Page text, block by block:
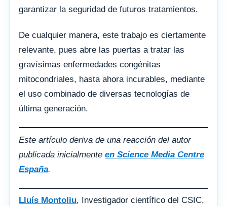
garantizar la seguridad de futuros tratamientos.
De cualquier manera, este trabajo es ciertamente
relevante, pues abre las puertas a tratar las
gravísimas enfermedades congénitas
mitocondriales, hasta ahora incurables, mediante
el uso combinado de diversas tecnologías de
última generación.
Este artículo deriva de una reacción del autor
publicada inicialmente en Science Media Centre
España.
Lluís Montoliu, Investigador científico del CSIC,